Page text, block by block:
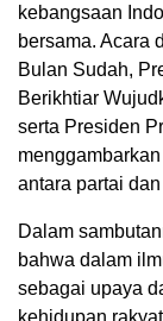
kebangsaan
bersama. Acara
Bulan Sudah,
Berikhtiar
serta Presiden
antara partai
Dalam
bahwa dalam
sebagai upaya
kehidupan